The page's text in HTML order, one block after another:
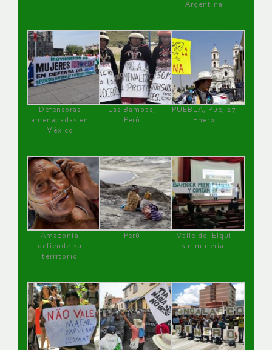
Argentina
Defensoras
amenazadas en
México
Las Bambas,
Perú
PUEBLA, Pue, 27
Enero
Amazonía
defiende su
territorio
Perú
Valle del Elqui
sin minería.